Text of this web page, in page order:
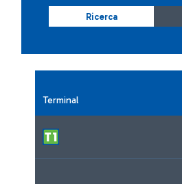
Ricerca
Terminal